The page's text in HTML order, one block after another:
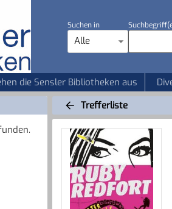
Suchen in
Alle
die Sensler Bibliotheken aus
Trefferliste